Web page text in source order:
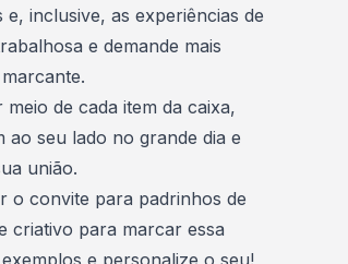
inclusive, as experiências de
e demande mais
de cada item da caixa,
ao seu lado no grande dia e
união.
o convite para padrinhos de
criativo para marcar essa
e personalize o seu!